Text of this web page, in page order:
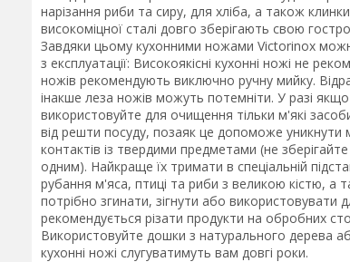
нарізання риби та сиру, для хліба, а також
високоміцної сталі довго зберігають свою
Завдяки цьому кухонними ножами Victorinox
з експлуатації: Високоякісні кухонні ножі не
ножів рекомендують виключно ручну мийку.
інакше леза ножів можуть потемніти. У разі
використовуйте для очищення тільки м'які
від решти посуду, позаяк це допоможе уникнути
контактів із твердими предметами (не
одним). Найкраще їх тримати в спеціальній
рубання м'яса, птиці та риби з великою кістю, а
потрібно згинати, зігнути або
рекомендується різати продукти на обробних
Використовуйте дошки з натурального дерева
кухонні ножі слугуватимуть вам довгі роки.